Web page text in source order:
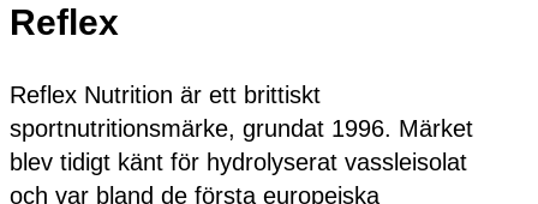
Reflex
Reflex Nutrition är ett brittiskt
sportnutritionsmärke, grundat 1996. Märket
blev tidigt känt för hydrolyserat vassleisolat
och var bland de första europeiska